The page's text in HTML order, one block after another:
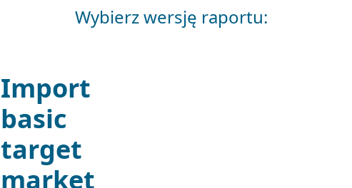
Wybierz wersję raportu:
Import
basic
target
market